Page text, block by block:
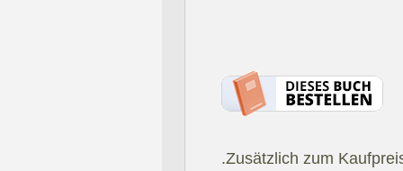
.Zusätzlich zum